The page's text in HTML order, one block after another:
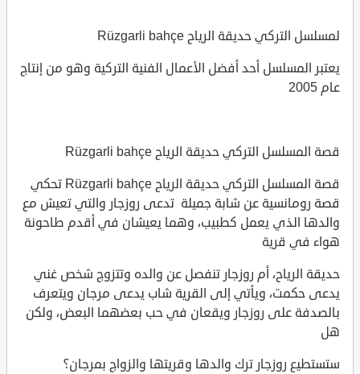
لمسلسل التركي حديقة الرياح Rüzgarli bahçe
يعتبر المسلسل أحد أفضل الأعمال الفنية التركية وهو من إنتاج
عام 2005
قصة المسلسل التركي حديقة الرياح Rüzgarli bahçe
قصة المسلسل التركي حديقة الرياح Rüzgarli bahçe تحكي
قصة رومانسية عن شابة جميلة تدعى روزجار والتي تعيش مع
والدها الذي يعمل كطبيب، وهما يعيشان في أقدم طاحونة
هواء في قرية
حديقة الرياح، أم روزجار تنفصل عن والده وتتزوج شخص غني
يدعى حكمت، ويأتي إلى القرية شاب يدعى مرجان ويتعرف
بالصدفة على روزجار ويقعان في حب بعضهما البعض، ولكن
هل
ستستطيع روزجار ترك والدها وقريتها والزواج بمرجان؟